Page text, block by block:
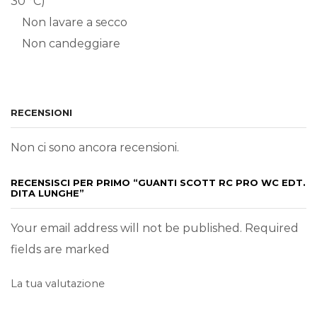
Non lavare a secco
Non candeggiare
RECENSIONI
Non ci sono ancora recensioni.
RECENSISCI PER PRIMO “GUANTI SCOTT RC PRO WC EDT.
DITA LUNGHE”
Your email address will not be published. Required
fields are marked
La tua valutazione